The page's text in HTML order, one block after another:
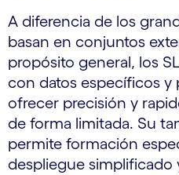
A diferencia de los
basan en conjuntos
propósito general, los
con datos específicos y
ofrecer precisión y
de forma limitada. Su
permite formación
despliegue